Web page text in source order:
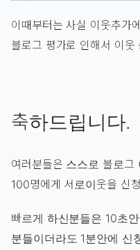
이때부터는 사실 이웃추가
블로그 평가로 인해서 이웃
축하드립니다.
여러분들은 스스로 블로그
100명에게 서로이웃을 신
빠르게 하신분들은 10초
분들이더라도 1분안에 신